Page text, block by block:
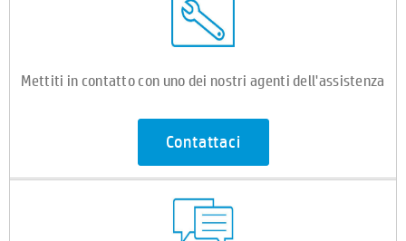
Mettiti in contatto con uno dei nostri agenti dell'assistenza
Contattaci